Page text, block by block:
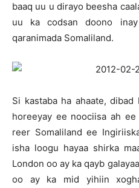
baaq uu u dirayo beesha
uu ka codsan doono
qaranimada Somaliland.
Si kastaba ha ahaate,
horeeyay ee noociisa ah
reer Somaliland ee
isha loogu hayaa shirka
London oo ay ka qayb
oo ay ka mid yihiin